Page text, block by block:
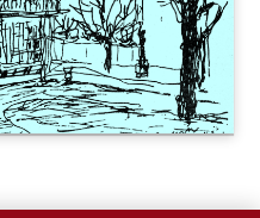
G
H